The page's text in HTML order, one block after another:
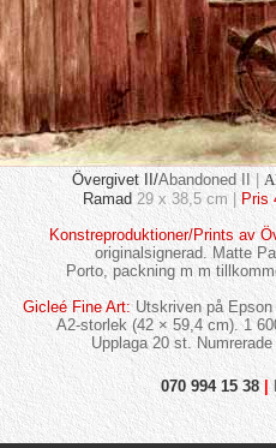
Övergivet II/Abandoned II
Ramad 29 x 38,5 cm |
Pris
Konstreproduktioner/Prints av
originalsignerad. Matte
Porto, packning m m
Gicleé Fine Art:Utskriven på Epson
A2-storlek (42 × 59,4 cm). 1
Upplaga 20 st.
070 994 15 38